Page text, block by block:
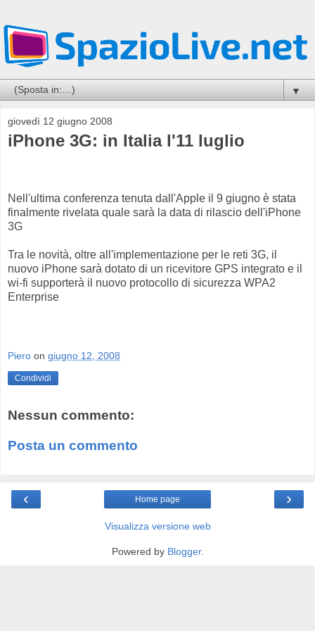
▼
giovedì 12 giugno 2008
iPhone 3G: in Italia l'11 luglio
Nell'ultima conferenza tenuta dall'Apple il 9 giugno è stata
finalmente rivelata quale sarà la data di rilascio dell'iPhone
3G
Tra le novità, oltre all'implementazione per le reti 3G, il
nuovo iPhone sarà dotato di un ricevitore GPS integrato e il
wi-fi supporterà il nuovo protocollo di sicurezza WPA2
Enterprise
Piero on giugno 12, 2008
Condividi
Nessun commento:
Posta un commento
‹ ›
Home page
Visualizza versione web
Powered by Blogger.